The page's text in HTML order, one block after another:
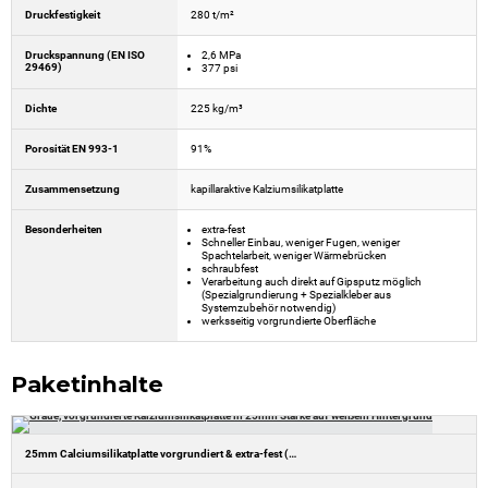
Druckfestigkeit 280 t/m²
Druckspannung (EN ISO
29469)
2,6 MPa
377 psi
Dichte 225 kg/m³
Porosität EN 993-1 91%
Zusammensetzung kapillaraktive Kalziumsilikatplatte
Besonderheiten
extra-fest
Schneller Einbau, weniger Fugen, weniger
Spachtelarbeit, weniger Wärmebrücken
schraubfest
Verarbeitung auch direkt auf Gipsputz möglich
(Spezialgrundierung + Spezialkleber aus
Systemzubehör notwendig)
werksseitig vorgrundierte Oberfläche
Paketinhalte
25mm Calciumsilikatplatte vorgrundiert & extra-fest (1.000x1.220x25mm)